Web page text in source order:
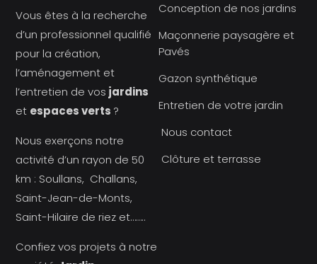
Vous êtes à la recherche
d’un professionnel qualifié
pour la création,
l’aménagement et
l’entretien de vos jardins
et espaces verts ?
Nous exerçons notre
activité d’un rayon de 50
km : Soullans, Challans,
Saint-Jean-de-Monts,
Saint-Hilaire de riez et……..
Confiez vos projets à notre
Conception de nos jardins
Maçonnerie paysagère et
Pavés
Gazon synthétique
Entretien de votre jardin
Nous contact
Clôture et terrasse